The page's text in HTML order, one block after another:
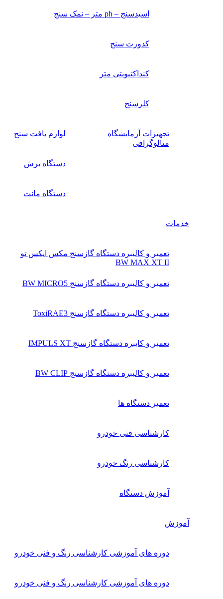
اسیدسنج – ph متر – نمک سنج
کدورت سنج
کنداکتیویتی متر
کلرسنج
تجهیزات آزمایشگاه
متالوگرافی
لوازم بافت سنج
دستگاه برش
دستگاه مانت
خدمات
تعمیر و کالیبره دستگاه گازسنج مکس ایکس تو
BW MAX XT II
تعمیر و کالیبره دستگاه گازسنج BW MICRO5
تعمیر و کالیبره دستگاه گازسنج ToxiRAE3
تعمیر و کایبره دستگاه گازسنج IMPULS XT
تعمیر و کالیبره دستگاه گازسنج BW CLIP
تعمیر دستگاه ها
کارشناسی فنی خودرو
کارشناسی رنگ خودرو
آموزش دستگاه
آموزش
دوره های آموزشی کارشناسی رنگ و فنی خودرو
دوره های آموزشی کارشناسی رنگ و فنی خودرو